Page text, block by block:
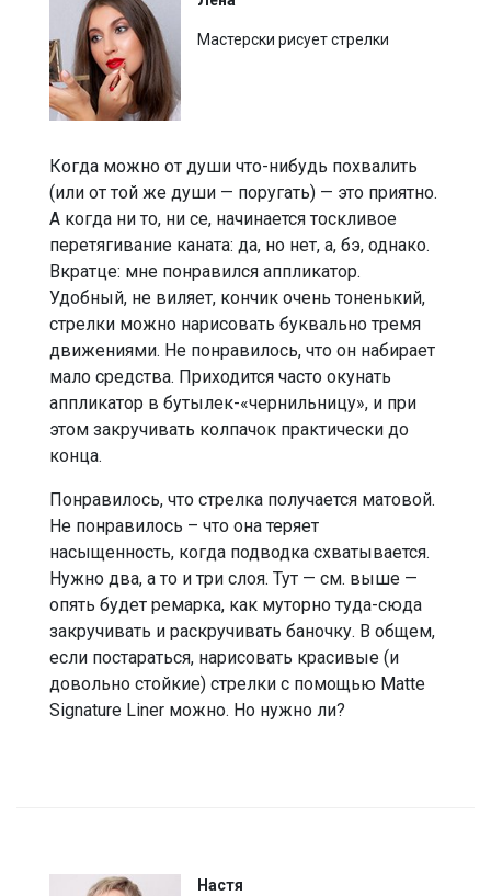
Мастерски рисует стрелки
Когда можно от души что-нибудь похвалить
(или от той же души — поругать) — это приятно.
А когда ни то, ни се, начинается тоскливое
перетягивание каната: да, но нет, а, бэ, однако.
Вкратце: мне понравился аппликатор.
Удобный, не виляет, кончик очень тоненький,
стрелки можно нарисовать буквально тремя
движениями. Не понравилось, что он набирает
мало средства. Приходится часто окунать
аппликатор в бутылек-«чернильницу», и при
этом закручивать колпачок практически до
конца.
Понравилось, что стрелка получается матовой.
Не понравилось – что она теряет
насыщенность, когда подводка схватывается.
Нужно два, а то и три слоя. Тут — см. выше —
опять будет ремарка, как муторно туда-сюда
закручивать и раскручивать баночку. В общем,
если постараться, нарисовать красивые (и
довольно стойкие) стрелки с помощью Matte
Signature Liner можно. Но нужно ли?
Настя